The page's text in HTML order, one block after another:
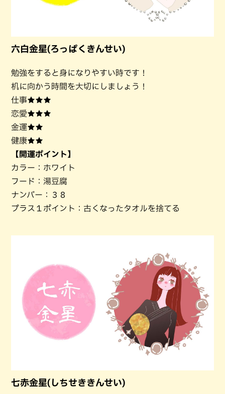
六白金星(ろっぱくきんせい)
勉強をすると身になりやすい時です！
机に向かう時間を大切にしましょう！
仕事★★★
恋愛★★★
金運★★
健康★★
【開運ポイント】
カラー：ホワイト
フード：湯豆腐
ナンバー：３８
プラス１ポイント：古くなったタオルを捨てる
七赤金星(しちせききんせい)